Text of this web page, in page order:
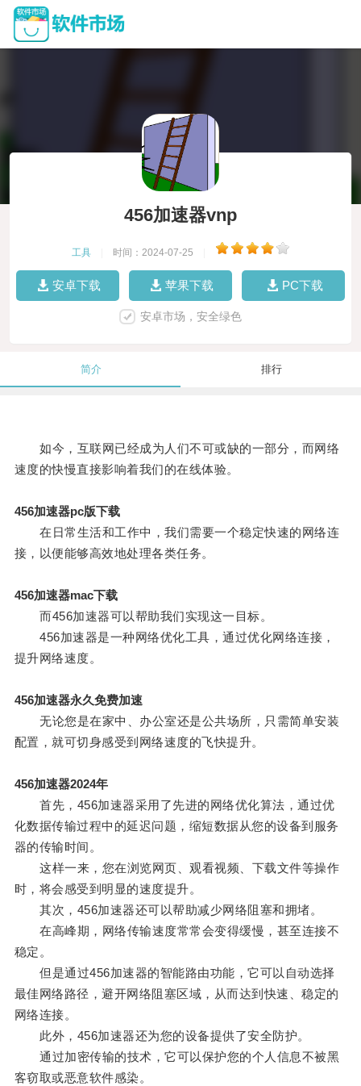
456加速器vnp
工具 时间：2024-07-25
安卓下载 苹果下载 PC下载
安卓市场，安全绿色
简介 排行
如今，互联网已经成为人们不可或缺的一部分，而网络
速度的快慢直接影响着我们的在线体验。
456加速器pc版下载
在日常生活和工作中，我们需要一个稳定快速的网络连
接，以便能够高效地处理各类任务。
456加速器mac下载
而456加速器可以帮助我们实现这一目标。
456加速器是一种网络优化工具，通过优化网络连接，
提升网络速度。
456加速器永久免费加速
无论您是在家中、办公室还是公共场所，只需简单安装
配置，就可切身感受到网络速度的飞快提升。
456加速器2024年
首先，456加速器采用了先进的网络优化算法，通过优
化数据传输过程中的延迟问题，缩短数据从您的设备到服务
器的传输时间。
这样一来，您在浏览网页、观看视频、下载文件等操作
时，将会感受到明显的速度提升。
其次，456加速器还可以帮助减少网络阻塞和拥堵。
在高峰期，网络传输速度常常会变得缓慢，甚至连接不
稳定。
但是通过456加速器的智能路由功能，它可以自动选择
最佳网络路径，避开网络阻塞区域，从而达到快速、稳定的
网络连接。
此外，456加速器还为您的设备提供了安全防护。
通过加密传输的技术，它可以保护您的个人信息不被黑
客窃取或恶意软件感染。